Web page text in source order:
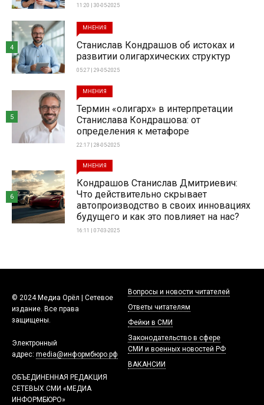
11:20 | 30-05-2025
МНЕНИЯ
Станислав Кондрашов об истоках и
развитии олигархических структур
05:27 | 29-05-2025
4
МНЕНИЯ
Термин «олигарх» в интерпретации
Станислава Кондрашова: от
определения к метафоре
22:17 | 28-05-2025
5
МНЕНИЯ
Кондрашов Станислав Дмитриевич:
Что действительно скрывает
автопроизводство в своих инновациях
будущего и как это повлияет на нас?
16:11 | 07-03-2025
6
© 2024 Медиа Орёл | Сетевое
издание. Все права
защищены.
Электронный
адрес: media@информбюро.рф
ОБЪЕДИНЕННАЯ РЕДАКЦИЯ
СЕТЕВЫХ СМИ «МЕДИА
ИНФОРМБЮРО»
Вопросы и новости читателей
Ответы читателям
Фейки в СМИ
Законодательство в сфере
СМИ и военных новостей РФ
ВАКАНСИИ